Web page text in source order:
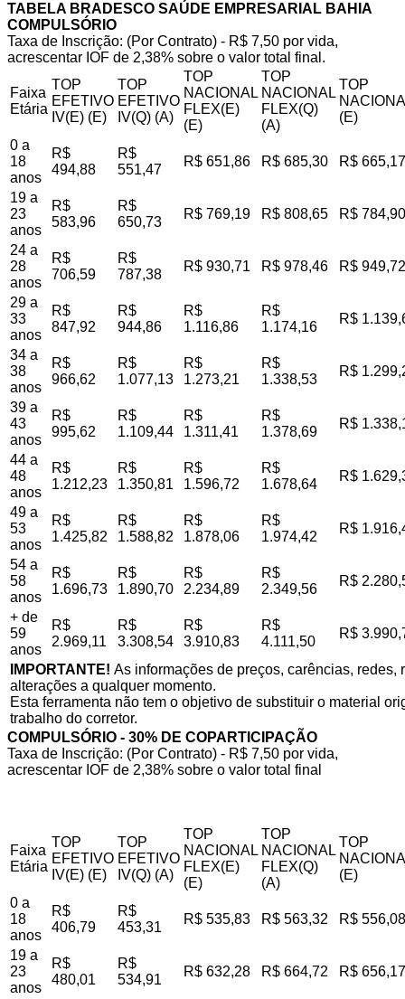
TABELA BRADESCO SAÚDE EMPRESARIAL BAHIA
COMPULSÓRIO
Taxa de Inscrição: (Por Contrato) - R$ 7,50 por vida,
acrescentar IOF de 2,38% sobre o valor total final.
Faixa
Etária
TOP
EFETIVO
IV(E) (E)
TOP
EFETIVO
IV(Q) (A)
TOP
NACIONAL
FLEX(E)
(E)
TOP
NACIONAL
FLEX(Q)
(A)
TOP
(E)
0 a
18
anos
R$
494,88
R$
551,47
R$ 651,86 R$ 685,30 R$ 665,17
19 a
23
anos
R$
583,96
R$
650,73
R$ 769,19 R$ 808,65 R$ 784,90
24 a
28
anos
R$
706,59
R$
787,38
R$ 930,71 R$ 978,46 R$ 949,72
29 a
33
anos
R$
847,92
R$
944,86
R$
1.116,86
R$
1.174,16
R$
34 a
38
anos
R$
966,62
R$
1.077,13
R$
1.273,21
R$
1.338,53
R$
39 a
43
anos
R$
995,62
R$
1.109,44
R$
1.311,41
R$
1.378,69
R$
44 a
48
anos
R$
1.212,23
R$
1.350,81
R$
1.596,72
R$
1.678,64
R$
49 a
53
anos
R$
1.425,82
R$
1.588,82
R$
1.878,06
R$
1.974,42
R$
54 a
58
anos
R$
1.696,73
R$
1.890,70
R$
2.234,89
R$
2.349,56
R$
+ de
59
anos
R$
2.969,11
R$
3.308,54
R$
3.910,83
R$
4.111,50
R$
IMPORTANTE! As informações de preços, carências,
alterações a qualquer momento.
Esta ferramenta não tem o objetivo de substituir o material
trabalho do corretor.
COMPULSÓRIO - 30% DE COPARTICIPAÇÃO
Taxa de Inscrição: (Por Contrato) - R$ 7,50 por vida,
acrescentar IOF de 2,38% sobre o valor total final
Faixa
Etária
TOP
EFETIVO
IV(E) (E)
TOP
EFETIVO
IV(Q) (A)
TOP
NACIONAL
FLEX(E)
(E)
TOP
NACIONAL
FLEX(Q)
(A)
TOP
(E)
0 a
18
anos
R$
406,79
R$
453,31
R$ 535,83 R$ 563,32 R$ 556,08
19 a
23
anos
R$
480,01
R$
534,91
R$ 632,28 R$ 664,72 R$ 656,17